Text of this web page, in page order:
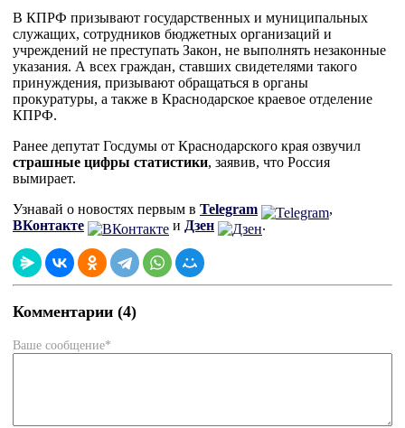
В КПРФ призывают государственных и муниципальных
служащих, сотрудников бюджетных организаций и
учреждений не преступать Закон, не выполнять незаконные
указания. А всех граждан, ставших свидетелями такого
принуждения, призывают обращаться в органы
прокуратуры, а также в Краснодарское краевое отделение
КПРФ.
Ранее депутат Госдумы от Краснодарского края озвучил
страшные цифры статистики, заявив, что Россия
вымирает.
Узнавай о новостях первым в Telegram
,
ВКонтакте
и Дзен .
Комментарии (4)
Ваше сообщение*